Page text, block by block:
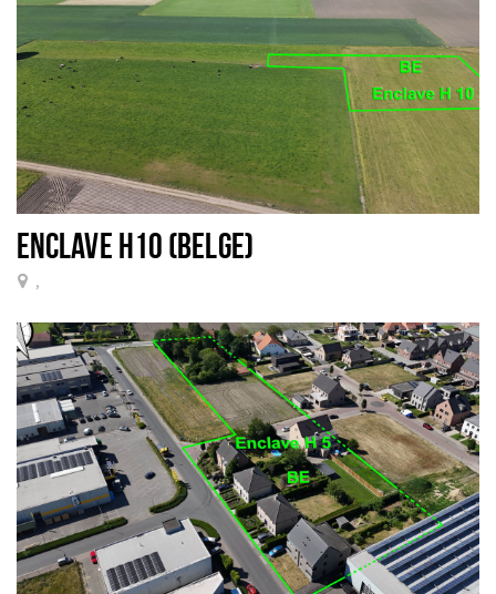
ENCLAVE H10 (BELGE)
,